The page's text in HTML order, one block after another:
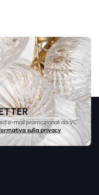
e-mail promozionali da VC
sulla privacy